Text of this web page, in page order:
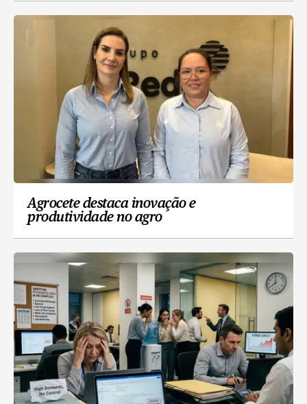
Agrocete destaca inovação e
produtividade no agro